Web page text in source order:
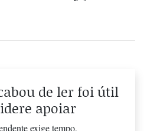
de ler foi útil
apoiar
exige tempo,